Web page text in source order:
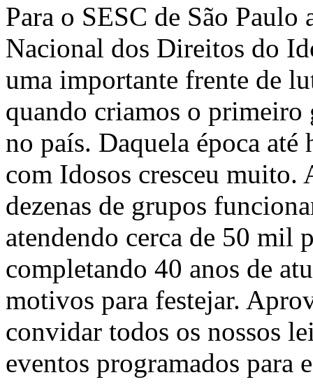
Para o SESC de São
Nacional dos Direitos do
uma importante frente de
quando criamos o
no país. Daquela época
com Idosos cresceu muito.
dezenas de grupos
atendendo cerca de 50 mil
completando 40 anos de
motivos para festejar.
convidar todos os nossos
eventos programados para